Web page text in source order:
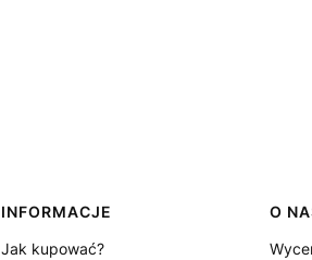
INFORMACJE
Jak kupować?
O